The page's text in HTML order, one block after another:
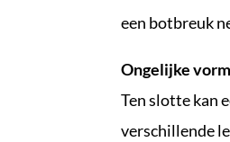
een botbreuk
Ongelijke
Ten slotte kan
verschillende